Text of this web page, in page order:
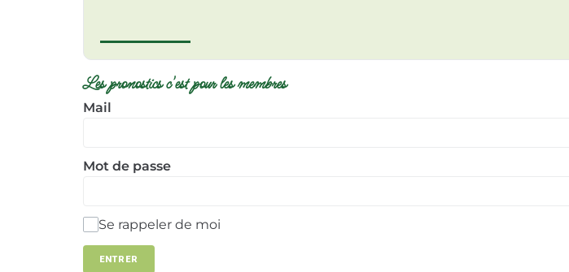
Les pronostics c'est pour les membres
Mail
Mot de passe
Se rappeler de moi
ENTRER